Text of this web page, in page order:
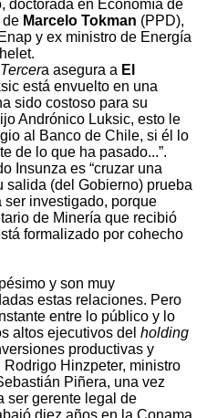
doctorada en Economía de
de Marcelo Tokman (PPD),
y ex ministro de Energía
a asegura a El
está envuelto en una
sido costoso para su
Andrónico Luksic, esto le
al Banco de Chile, si él lo
de lo que ha pasado...”.
Insunza es “cruzar una
salida (del Gobierno) prueba
ser investigado, porque
de Minería que recibió
formalizado por cohecho
y son muy
estas relaciones. Pero
entre lo público y lo
altos ejecutivos del holding
productivas y
Hinzpeter, ministro
Piñera, una vez
ser gerente legal de